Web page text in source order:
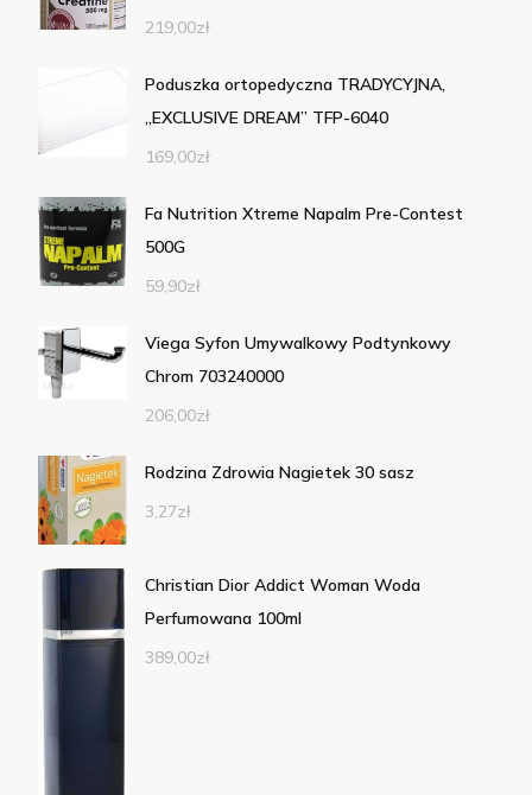
219,00zł
Poduszka ortopedyczna TRADYCYJNA,
„EXCLUSIVE DREAM” TFP-6040
169,00zł
Fa Nutrition Xtreme Napalm Pre-Contest
500G
59,90zł
Viega Syfon Umywalkowy Podtynkowy
Chrom 703240000
206,00zł
Rodzina Zdrowia Nagietek 30 sasz
3,27zł
Christian Dior Addict Woman Woda
Perfumowana 100ml
389,00zł